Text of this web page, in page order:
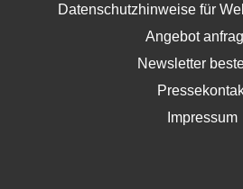
Datenschutzhinweise für
Angebot
Newsletter
Impressum